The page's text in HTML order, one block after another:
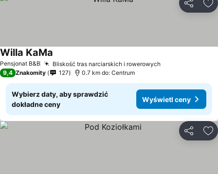
Pensjonat B&B Bliskość tras narciarskich i rowerowych
Willa KaMa
9,4 Znakomity 127 0.7 km do: Centrum
Wybierz daty, aby sprawdzić
dokładne ceny
Wyświetl ceny